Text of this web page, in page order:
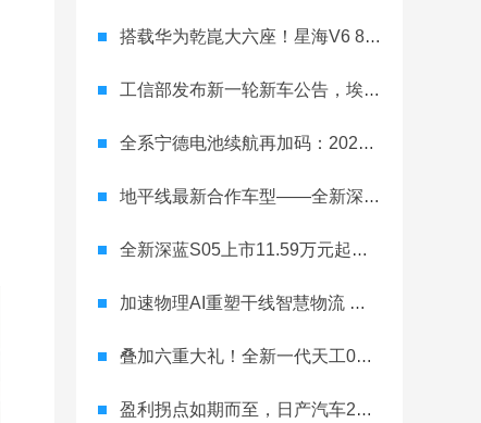
搭载华为乾崑大六座！星海V6 8月8日开启预售
工信部发布新一轮新车公告，埃安Ray 7引发关注
全系宁德电池续航再加码：2027款埃安RT上市，9.98万元起
地平线最新合作车型——全新深蓝S05正式上市！
全新深蓝S05上市11.59万元起，全球时尚激光智能SUV全面进阶
加速物理AI重塑干线智慧物流 智加科技战略合作图达通
叠加六重大礼！全新一代天工08 670 Max上市限时价17.99万元
盈利拐点如期而至，日产汽车26财年一季度财报释放稳健增长信号